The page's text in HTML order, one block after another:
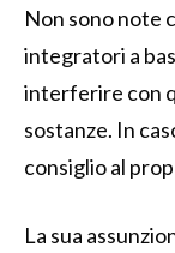
Non sono note
integratori a
interferire con
sostanze. In
consiglio al
La sua